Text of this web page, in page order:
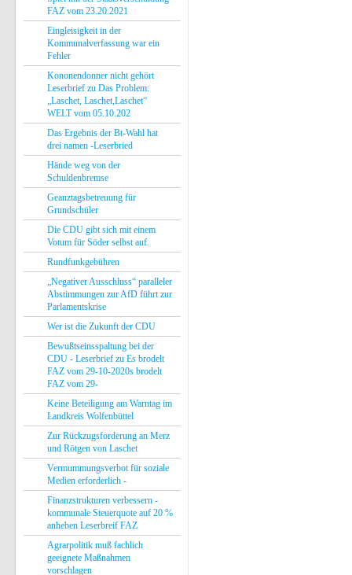
FAZ vom 23.20.2021
Eingleisigkeit in der
Kommunalverfassung war ein
Fehler
Kononendonner nicht gehört
Leserbrief zu Das Problem:
„Laschet, Laschet,Laschet“
WELT vom 05.10.202
Das Ergebnis der Bt-Wahl hat
drei namen -Leserbried
Hände weg von der
Schuldenbremse
Geanztagsbetreuung für
Grundschüler
Die CDU gibt sich mit einem
Votum für Söder selbst auf.
Rundfunkgebühren
„Negativer Ausschluss“ paralleler
Abstimmungen zur AfD führt zur
Parlamentskrise
Wer ist die Zukunft der CDU
Bewußtseinsspaltung bei der
CDU - Leserbrief zu Es brodelt
FAZ vom 29-10-2020s brodelt
FAZ vom 29-
Keine Beteiligung am Warntag im
Landkreis Wolfenbüttel
Zur Rückzugsforderung an Merz
und Rötgen von Laschet
Vermummungsverbot für soziale
Medien erforderlich -
Finanzstrukturen verbessern -
kommunale Steuerquote auf 20 %
anheben Leserbreif FAZ
Agrarpolitik muß fachlich
geeignete Maßnahmen
vorschlagen